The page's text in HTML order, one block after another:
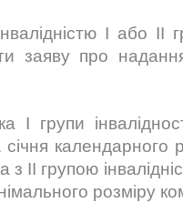
І або ІІ
заяву про
І групи
календарного
ІІ групою
розміру